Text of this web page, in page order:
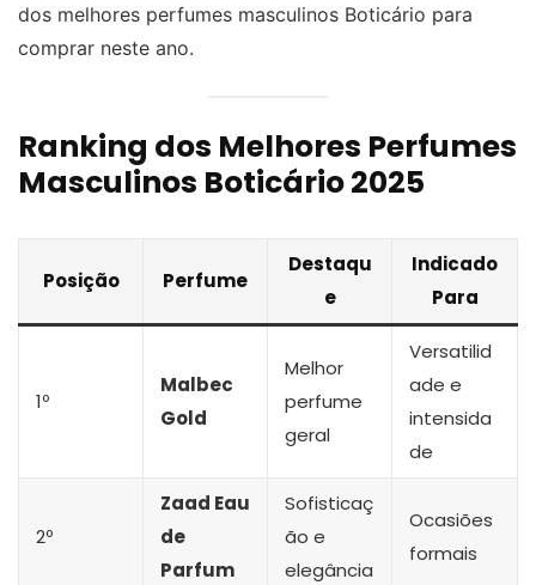
dos melhores perfumes masculinos Boticário para
comprar neste ano.
Ranking dos Melhores Perfumes
Masculinos Boticário 2025
Posição Perfume
Destaqu
e
Indicado
Para
1º
Malbec
Gold
Melhor
perfume
geral
Versatilid
ade e
intensida
de
2º
Zaad Eau
de
Parfum
Sofisticaç
ão e
elegância
Ocasiões
formais